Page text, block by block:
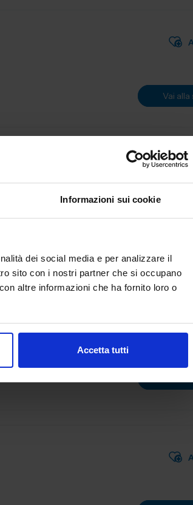
Informazioni sui cookie
dei social media e per analizzare il
sito con i nostri partner che si occupano
altre informazioni che ha fornito loro o
Accetta tutti
Vai
nell'industria
di terze parti progettati
Vai
Vai